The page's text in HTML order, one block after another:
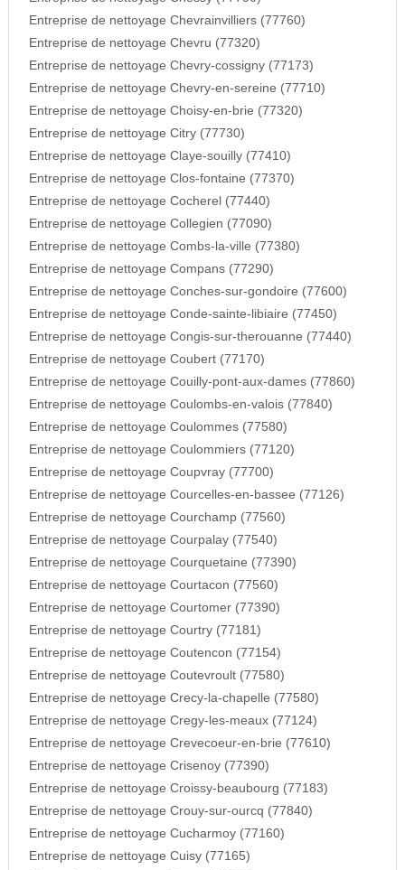
Entreprise de nettoyage Chevrainvilliers (77760)
Entreprise de nettoyage Chevru (77320)
Entreprise de nettoyage Chevry-cossigny (77173)
Entreprise de nettoyage Chevry-en-sereine (77710)
Entreprise de nettoyage Choisy-en-brie (77320)
Entreprise de nettoyage Citry (77730)
Entreprise de nettoyage Claye-souilly (77410)
Entreprise de nettoyage Clos-fontaine (77370)
Entreprise de nettoyage Cocherel (77440)
Entreprise de nettoyage Collegien (77090)
Entreprise de nettoyage Combs-la-ville (77380)
Entreprise de nettoyage Compans (77290)
Entreprise de nettoyage Conches-sur-gondoire (77600)
Entreprise de nettoyage Conde-sainte-libiaire (77450)
Entreprise de nettoyage Congis-sur-therouanne (77440)
Entreprise de nettoyage Coubert (77170)
Entreprise de nettoyage Couilly-pont-aux-dames (77860)
Entreprise de nettoyage Coulombs-en-valois (77840)
Entreprise de nettoyage Coulommes (77580)
Entreprise de nettoyage Coulommiers (77120)
Entreprise de nettoyage Coupvray (77700)
Entreprise de nettoyage Courcelles-en-bassee (77126)
Entreprise de nettoyage Courchamp (77560)
Entreprise de nettoyage Courpalay (77540)
Entreprise de nettoyage Courquetaine (77390)
Entreprise de nettoyage Courtacon (77560)
Entreprise de nettoyage Courtomer (77390)
Entreprise de nettoyage Courtry (77181)
Entreprise de nettoyage Coutencon (77154)
Entreprise de nettoyage Coutevroult (77580)
Entreprise de nettoyage Crecy-la-chapelle (77580)
Entreprise de nettoyage Cregy-les-meaux (77124)
Entreprise de nettoyage Crevecoeur-en-brie (77610)
Entreprise de nettoyage Crisenoy (77390)
Entreprise de nettoyage Croissy-beaubourg (77183)
Entreprise de nettoyage Crouy-sur-ourcq (77840)
Entreprise de nettoyage Cucharmoy (77160)
Entreprise de nettoyage Cuisy (77165)